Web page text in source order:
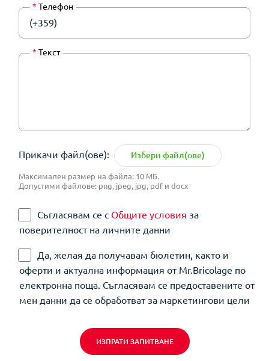
* Телефон
(+359)
* Текст
Прикачи файл(ове): Избери файл(ове)
Максимален размер на файла: 10 МБ.
Допустими файлове: png, jpeg, jpg, pdf и docx
Съгласявам се с Общите условия за
поверителност на личните данни
Да, желая да получавам бюлетин, както и
оферти и актуална информация от Mr.Bricolage по
електронна поща. Съгласявам се предоставените от
мен данни да се обработват за маркетингови цели
ИЗПРАТИ ЗАПИТВАНЕ